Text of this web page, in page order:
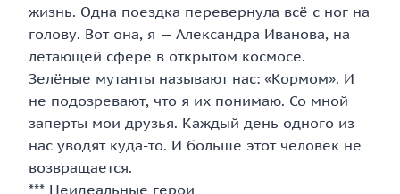
жизнь. Одна поездка перевернула всё с ног на
голову. Вот она, я — Александра Иванова, на
летающей сфере в открытом космосе.
Зелёные мутанты называют нас: «Кормом». И
не подозревают, что я их понимаю. Со мной
заперты мои друзья. Каждый день одного из
нас уводят куда-то. И больше этот человек не
возвращается.
*** Неидеальные герои